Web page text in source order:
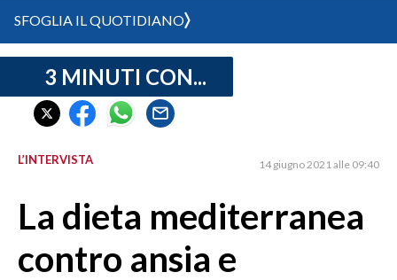
CRONACA SARDEGNA
CAGLIARI
SULCIS IGLESIENTE
ORISTANO E PROVINCIA
GALLURA
SFOGLIA IL QUOTIDIANO
3 MINUTI CON...
L’INTERVISTA 14 giugno 2021 alle 09:40
La dieta mediterranea
contro ansia e